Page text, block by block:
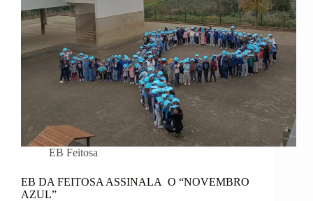
EB Feitosa
EB DA FEITOSA ASSINALA O “NOVEMBRO
AZUL”